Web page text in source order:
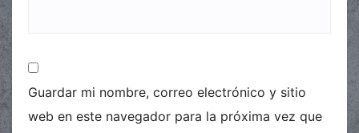
Guardar mi nombre, correo electrónico y sitio
web en este navegador para la próxima vez que